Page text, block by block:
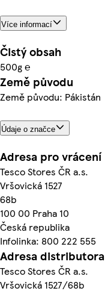
Více informací
Čistý obsah
500g ℮
Země původu
Země původu: Pákistán
Údaje o značce
Adresa pro vrácení
Tesco Stores ČR a.s.
Vršovická 1527
68b
100 00 Praha 10
Česká republika
Infolinka: 800 222 555
Adresa distributora
Tesco Stores ČR a.s.
Vršovická 1527/68b